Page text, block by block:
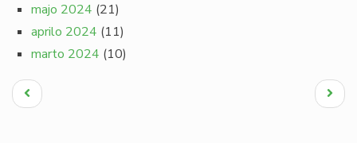
majo 2024 (21)
aprilo 2024 (11)
marto 2024 (10)
Pagination
Antaŭa
paĝo
Next
page